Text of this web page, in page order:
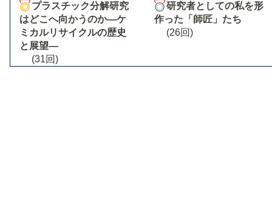
プラスチック分解研究
はどこへ向かうのか―ケ
ミカルリサイクルの歴史
と展望―
(31回)
研究者としての私を形
作った「師匠」たち
(26回)